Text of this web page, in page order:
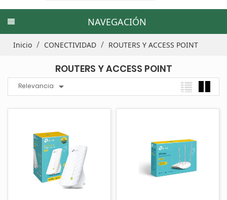
NAVEGACIÓN
Inicio CONECTIVIDAD ROUTERS Y ACCESS POINT
ROUTERS Y ACCESS POINT
Relevancia 